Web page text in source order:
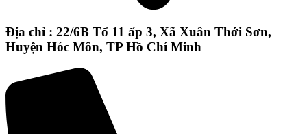
Địa chỉ : 22/6B Tổ 11 ấp 3, Xã Xuân Thới Sơn,
Huyện Hóc Môn, TP Hồ Chí Minh